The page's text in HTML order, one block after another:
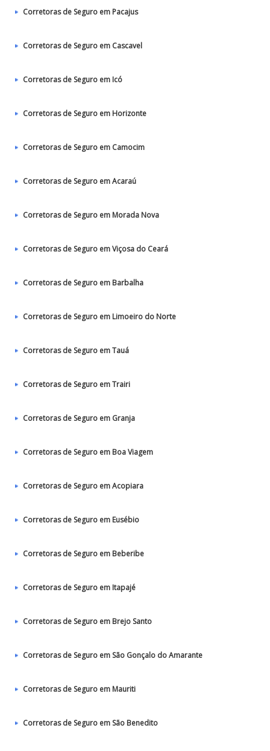
Corretoras de Seguro em Pacajus
Corretoras de Seguro em Cascavel
Corretoras de Seguro em Icó
Corretoras de Seguro em Horizonte
Corretoras de Seguro em Camocim
Corretoras de Seguro em Acaraú
Corretoras de Seguro em Morada Nova
Corretoras de Seguro em Viçosa do Ceará
Corretoras de Seguro em Barbalha
Corretoras de Seguro em Limoeiro do Norte
Corretoras de Seguro em Tauá
Corretoras de Seguro em Trairi
Corretoras de Seguro em Granja
Corretoras de Seguro em Boa Viagem
Corretoras de Seguro em Acopiara
Corretoras de Seguro em Eusébio
Corretoras de Seguro em Beberibe
Corretoras de Seguro em Itapajé
Corretoras de Seguro em Brejo Santo
Corretoras de Seguro em São Gonçalo do Amarante
Corretoras de Seguro em Mauriti
Corretoras de Seguro em São Benedito